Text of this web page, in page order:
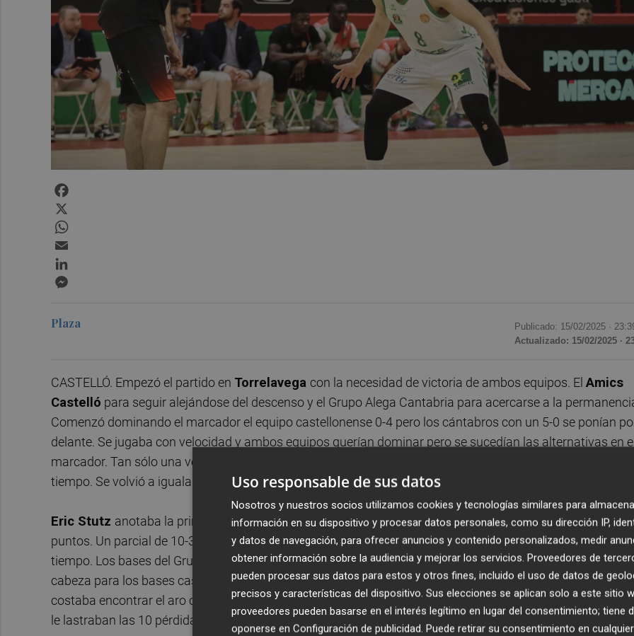
Plaza Publicado: 15/02/2025 ·
Actualizado: 15/02/2025 ·
CASTELLÓ. Empezó el partido en Torrelavega con la necesidad de victoria de ambos equipos. El Amics
Castelló para seguir alejándose del descenso y el Grupo Alega Cantabria para acercarse a la
Comenzó dominando el marcador el equipo castellonense 0-4 pero los cántabros con un 5-0 se ponían
delante. Se jugaba con velocidad y ambos equipos querían dominar pero se sucedían las alternativas en el
marcador. Tan sólo una ventaja de 5 puntos de los locales 18-13 era parada por Frederic Castelló que pedía
tiempo. Se volvió a igualar el partido y el cuarto terminaba 20-19 para los locales.
Eric Stutz anotaba la primera del segundo cuarto y era el mejor de los de la Plana hasta el momento
puntos. Un parcial de 10-3 (35-28) con gran acierto desde el triple del Cantabria obligaba a Castelló a
tiempo. Los bases del Grupo Alega Cantabria, tanto Atencia como Jonhson, estaban siendo un dolor de
cabeza para los bases castellonenses. La diferencia llegaba a 10 puntos 40-30 para los locales y al AMics
costaba encontrar el aro cántabro. Se iban los equipos al vestuario con el marcador 45-36. Al Amics
le lastraban las 10 pérdidas y el poco acierto desde la línea de 6,75 (2 de 8).
Uso responsable de sus datos
Nosotros y nuestros socios utilizamos cookies y tecnologías similares para
información en su dispositivo y procesar datos personales, como su dirección IP,
y datos de navegación, para ofrecer anuncios y contenido personalizados, medir
obtener información sobre la audiencia y mejorar los servicios. Proveedores de
pueden procesar sus datos para estos y otros fines, incluido el uso de datos de
precisos y características del dispositivo. Sus elecciones se aplican solo a este sitio
proveedores pueden basarse en el interés legítimo en lugar del consentimiento; tiene
oponerse en Configuración de publicidad. Puede retirar su consentimiento en